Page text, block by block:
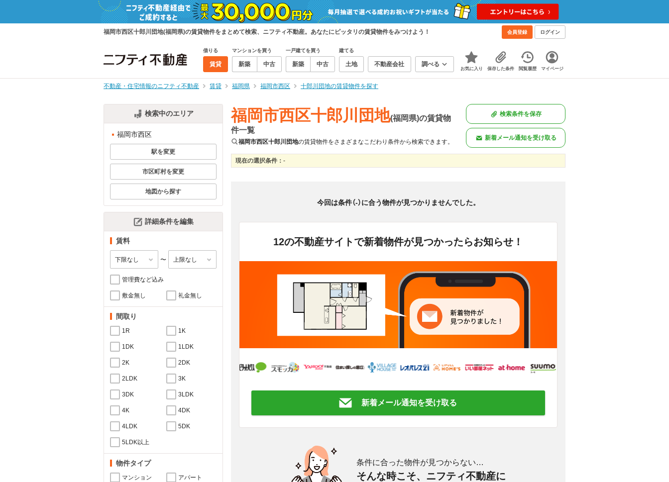
福岡市西区十郎川団地(福岡県)の賃貸物件をまとめて検索、ニフティ不動産。あなたにピッタリの賃貸物件をみつけよう！ 会員登録 ログイン
借りる
賃貸
マンションを買う
新築 中古
一戸建てを買う
新築 中古
建てる
土地 不動産会社 調べる
お気に入り 保存した条件 閲覧履歴 マイページ
不動産・住宅情報のニフティ不動産 賃貸 福岡県 福岡市西区 十郎川団地の賃貸物件を探す
検索中のエリア
福岡市西区
駅を変更
市区町村を変更
地図から探す
詳細条件を編集
賃料
〜
管理費など込み
敷金無し 礼金無し
間取り
1R 1K
1DK 1LDK
2K 2DK
2LDK 3K
3DK 3LDK
4K 4DK
4LDK 5DK
5LDK以上
物件タイプ
マンション アパート
福岡市西区十郎川団地(福岡県)の賃貸物
件一覧
福岡市西区十郎川団地の賃貸物件をさまざまなこだわり条件から検索できます。
検索条件を保存
新着メール通知を受け取る
現在の選択条件： -
<
今回は条件（-）に合う物件が見つかりませんでした。
12の不動産サイトで新着物件が見つかったらお知らせ！
新着メール通知を受け取る
条件に合った物件が見つからない…
そんな時こそ、ニフティ不動産に